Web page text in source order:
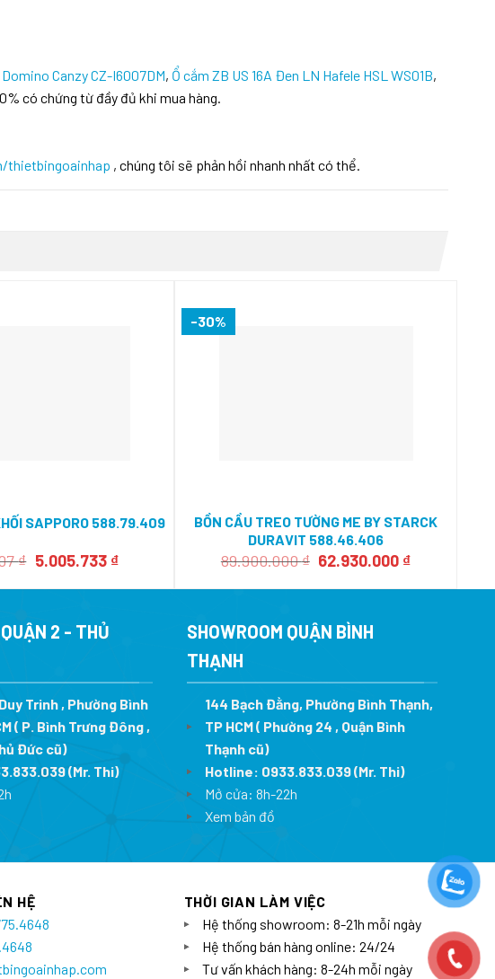
Canzy CZ-I6007DM, Ổ cắm ZB US 16A Đen LN Hafele HSL WS01B,
có chứng từ đầy đủ khi mua hàng.
, chúng tôi sẽ phản hồi nhanh nhất có thể.
SAPPORO 588.79.409
₫ Giá
là:
5.005.733 ₫Giá
tại
5.005.733 ₫.
-30%
BỒN CẦU TREO TƯỜNG ME BY STARCK
DURAVIT 588.46.406
89.900.000₫ Giá
là:
62.930.000 ₫Giá
tại
2 - THỦ
Trinh , Phường Bình
( P. Bình Trưng Đông ,
Đức cũ)
(Mr. Thi)
SHOWROOM QUẬN BÌNH
THẠNH
144 Bạch Đằng, Phường Bình Thạnh,
TP HCM ( Phường 24 , Quận Bình
Thạnh cũ)
Hotline: 0933.833.039(Mr. Thi)
Mở cửa: 8h-22h
Xem bản đồ
HỆ
THỜI GIAN LÀM VIỆC
Hệ thống showroom: 8-21h mỗi ngày
Hệ thống bán hàng online: 24/24
Tư vấn khách hàng: 8-24h mỗi ngày